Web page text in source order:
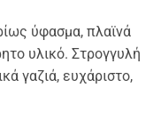
ύφασμα, πλαϊνά
υλικό. Στρογγυλή
γαζιά, ευχάριστο,